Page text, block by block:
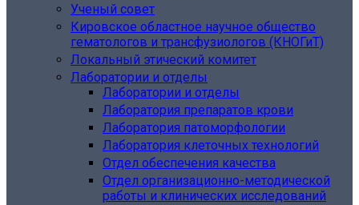
Ученый совет
Кировское областное научное общество
гематологов и трансфузиологов (КНОГиТ)
Локальный этический комитет
Лаборатории и отделы
Лаборатории и отделы
Лаборатория препаратов крови
Лаборатория патоморфологии
Лаборатория клеточных технологий
Отдел обеспечения качества
Отдел организационно-методической
работы и клинических исследований